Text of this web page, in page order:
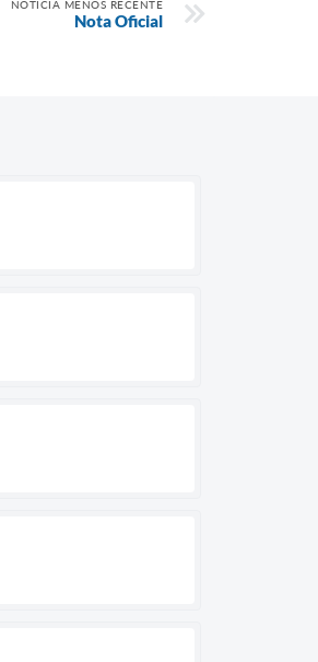
NOTÍCIA MENOS RECENTE
Nota Oficial